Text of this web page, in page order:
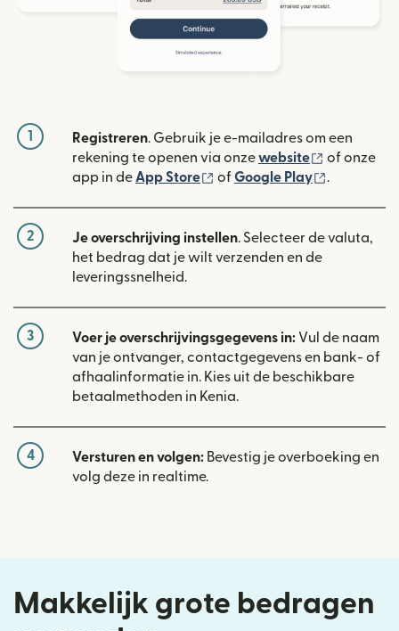
1 Registreren. Gebruik je e-mailadres om een
rekening te openen via onzewebsite (wordt
of onze
app in de App Store (wordt geopend in een
of Google Play .
2 Je overschrijving instellen. Selecteer de valuta,
het bedrag dat je wilt verzenden en de
leveringssnelheid.
3 Voer je overschrijvingsgegevens in: Vul de naam
van je ontvanger, contactgegevens en bank- of
afhaalinformatie in. Kies uit de beschikbare
betaalmethoden in Kenia.
4 Versturen en volgen: Bevestig je overboeking en
volg deze in realtime.
Makkelijk grote bedragen